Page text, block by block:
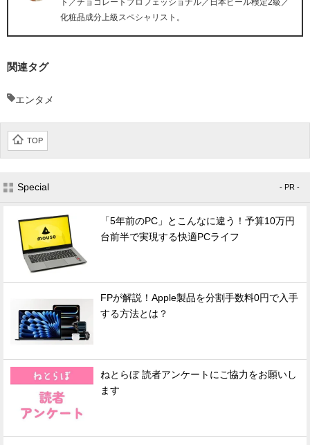
ト／チョコレートプロフェッショナル／日本ビール検定2級／
化粧品成分上級スペシャリスト。
関連タグ
エンタメ
TOP
Special - PR -
「5年前のPC」とこんなに違う！予算10万円
台前半で実現する快適PCライフ
FPが解説！Apple製品を分割手数料0円で入手
する方法とは？
ねとらぼ 読者アンケートにご協力をお願いし
ます